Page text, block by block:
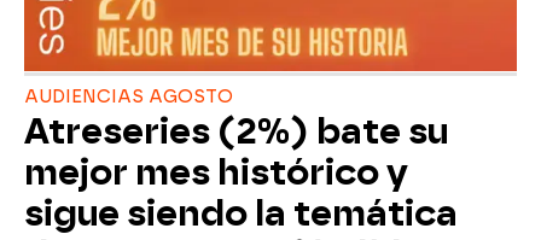
AUDIENCIAS AGOSTO
Atreseries (2%) bate su
mejor mes histórico y
sigue siendo la temática